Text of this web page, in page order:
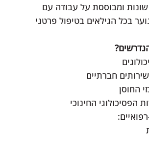
שונות ומבוססת על עבודה עם
בכל הגילאים בטיפול פרטני
חברתיים
החוסן
הפסיכולוגי החינוכי